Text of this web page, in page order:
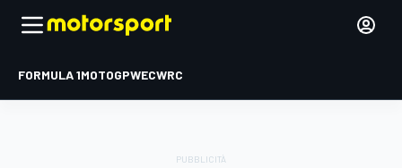
FORMULA 1MOTOGPWECWRC